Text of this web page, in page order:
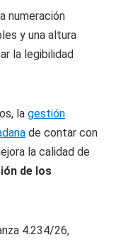
numeración
y una altura
la legibilidad
la gestión
de contar con
la calidad de
de los
4.234/26,